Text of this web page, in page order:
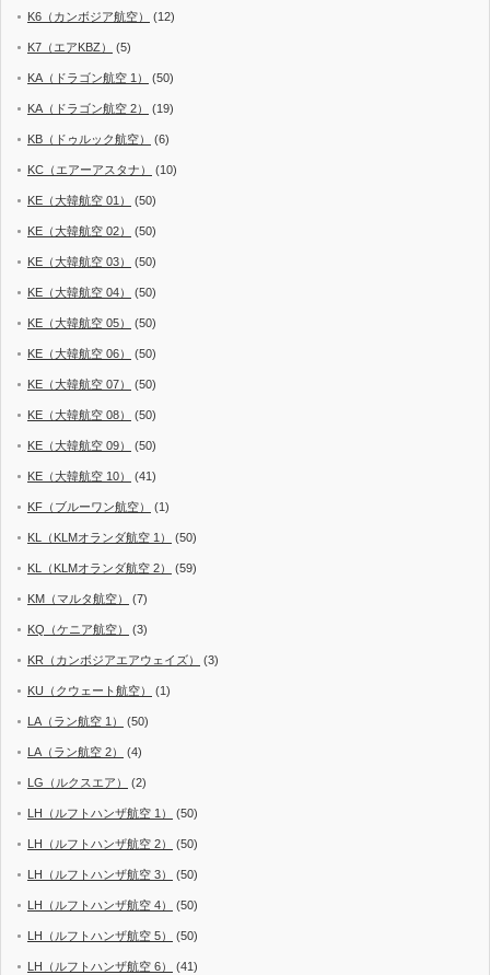
K6（カンボジア航空） (12)
K7（エアKBZ） (5)
KA（ドラゴン航空 1） (50)
KA（ドラゴン航空 2） (19)
KB（ドゥルック航空） (6)
KC（エアーアスタナ） (10)
KE（大韓航空 01） (50)
KE（大韓航空 02） (50)
KE（大韓航空 03） (50)
KE（大韓航空 04） (50)
KE（大韓航空 05） (50)
KE（大韓航空 06） (50)
KE（大韓航空 07） (50)
KE（大韓航空 08） (50)
KE（大韓航空 09） (50)
KE（大韓航空 10） (41)
KF（ブルーワン航空） (1)
KL（KLMオランダ航空 1） (50)
KL（KLMオランダ航空 2） (59)
KM（マルタ航空） (7)
KQ（ケニア航空） (3)
KR（カンボジアエアウェイズ） (3)
KU（クウェート航空） (1)
LA（ラン航空 1） (50)
LA（ラン航空 2） (4)
LG（ルクスエア） (2)
LH（ルフトハンザ航空 1） (50)
LH（ルフトハンザ航空 2） (50)
LH（ルフトハンザ航空 3） (50)
LH（ルフトハンザ航空 4） (50)
LH（ルフトハンザ航空 5） (50)
LH（ルフトハンザ航空 6） (41)